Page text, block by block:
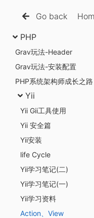
Go back
PHP
Grav玩法-Header
Grav玩法-安装配置
PHP系统架构师成长之路
Yii
Yii Gii工具使用
Yii 安全篇
Yii安装
life Cycle
Yii学习笔记(二)
Yii学习笔记(一)
Yii学习资料
Action、View